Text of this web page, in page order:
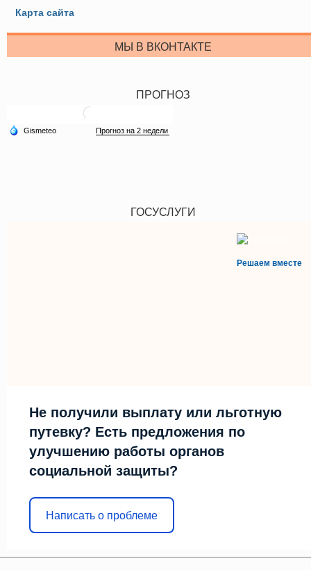
Карта сайта
МЫ В ВКОНТАКТЕ
ПРОГНОЗ
ГОСУСЛУГИ
Решаем вместе
Не получили выплату или льготную
путевку? Есть предложения по
улучшению работы органов
социальной защиты?
Написать о проблеме